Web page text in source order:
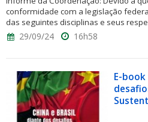
conformidade com a legislação
das seguintes disciplinas e seus
29/09/24 16h58
E-book